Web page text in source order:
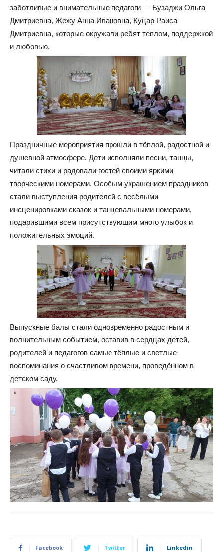
заботливые и внимательные педагоги — Бузаджи Ольга
Дмитриевна, Жежу Анна Ивановна, Куцар Раиса
Дмитриевна, которые окружали ребят теплом, поддержкой
и любовью.
Праздничные мероприятия прошли в тёплой, радостной и
душевной атмосфере. Дети исполняли песни, танцы,
читали стихи и радовали гостей своими яркими
творческими номерами. Особым украшением праздников
стали выступления родителей с весёлыми
инсценировками сказок и танцевальными номерами,
подарившими всем присутствующим много улыбок и
положительных эмоций.
Выпускные балы стали одновременно радостным и
волнительным событием, оставив в сердцах детей,
родителей и педагогов самые тёплые и светлые
воспоминания о счастливом времени, проведённом в
детском саду.
Facebook Twitter Linkedin